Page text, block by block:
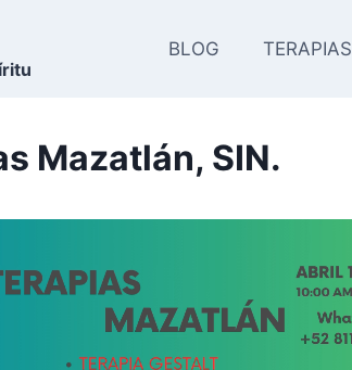
BLOG TERAPIAS
Mazatlán, SIN.